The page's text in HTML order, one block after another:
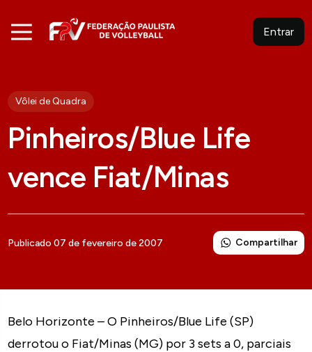
Entrar
Vôlei de Quadra
Pinheiros/Blue Life
vence Fiat/Minas
Publicado 07 de fevereiro de 2007 Compartilhar
Belo Horizonte – O Pinheiros/Blue Life (SP)
derrotou o Fiat/Minas (MG) por 3 sets a 0, parciais